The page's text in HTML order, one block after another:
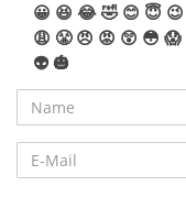
😀 😆 😂🤣 😊 😇 😉
😩 😤 😠 😡 😲 😳 😱
👽 🎃